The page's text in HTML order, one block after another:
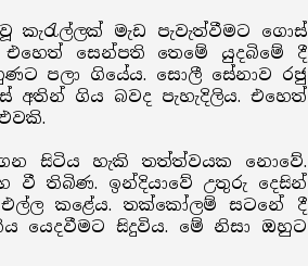
මැඩ පැවැත්වීමට ගොස්
එහෙත් සෙන්පති තෙමේ යුදබිමේ දී
පලා ගියේය. සොලී සේනාව රජු
ගිය බවද පැහැදිලිය. එහෙත්
සිටිය හැකි තත්ත්වයක නොවේ.
වී තිබිණ. ඉන්දියාවේ උතුරු දෙසින්
කළේය. තක්කෝලම් සටනේ දී
යෙදවීමට සිදුවිය. මේ නිසා ඔහුට